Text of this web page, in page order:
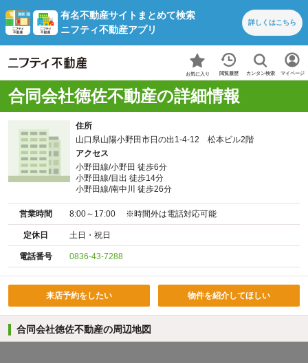
有名不動産サイトまとめて検索
ニフティ不動産アプリ
詳しくはこちら
お気に入り 閲覧履歴 カンタン検索 マイページ
合同会社徳佐不動産の詳細情報
住所
山口県山陽小野田市日の出1-4-12 松本ビル2階
アクセス
小野田線/小野田 徒歩6分
小野田線/目出 徒歩14分
小野田線/南中川 徒歩26分
営業時間 8:00～17:00 ※時間外は電話対応可能
定休日 土日・祝日
電話番号 0836-43-7288
来店予約をしたい 物件を紹介してほしい
合同会社徳佐不動産の周辺地図